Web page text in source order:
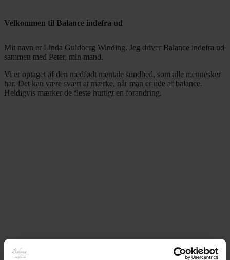
Velkommen til Balance indefra ud
Mit navn er Linda Guldberg Winding. Jeg driver Balance indefra ud
sammen med Peter, min mand.
Vi er optaget af den medfødt mentale sundhed, som alle mennesker
har. Det kan være svært at mærke, når man er ude af balance.
Heldigvis mærker de fleste hurtigt en forandring.